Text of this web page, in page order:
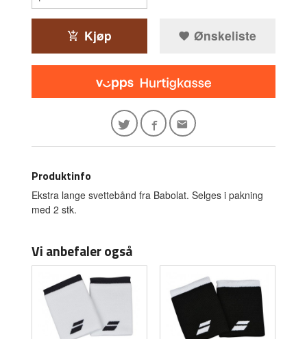
Kjøp Ønskeliste
Produktinfo
Ekstra lange svettebånd fra Babolat. Selges i pakning
med 2 stk.
Vi anbefaler også